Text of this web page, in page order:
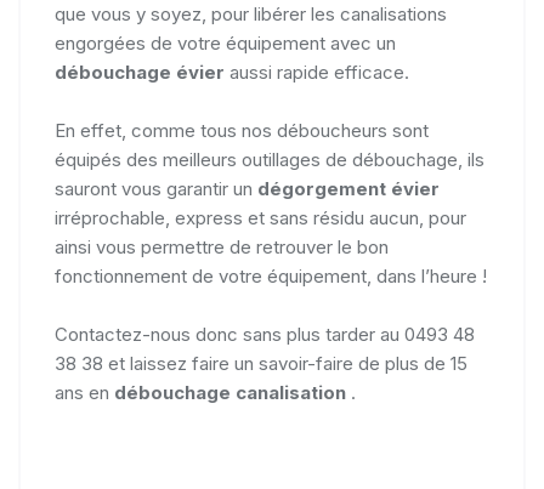
que vous y soyez, pour libérer les canalisations
engorgées de votre équipement avec un
débouchage évier aussi rapide efficace.
En effet, comme tous nos déboucheurs sont
équipés des meilleurs outillages de débouchage, ils
sauront vous garantir un dégorgement évier
irréprochable, express et sans résidu aucun, pour
ainsi vous permettre de retrouver le bon
fonctionnement de votre équipement, dans l’heure !
Contactez-nous donc sans plus tarder au 0493 48
38 38 et laissez faire un savoir-faire de plus de 15
ans en débouchage canalisation .